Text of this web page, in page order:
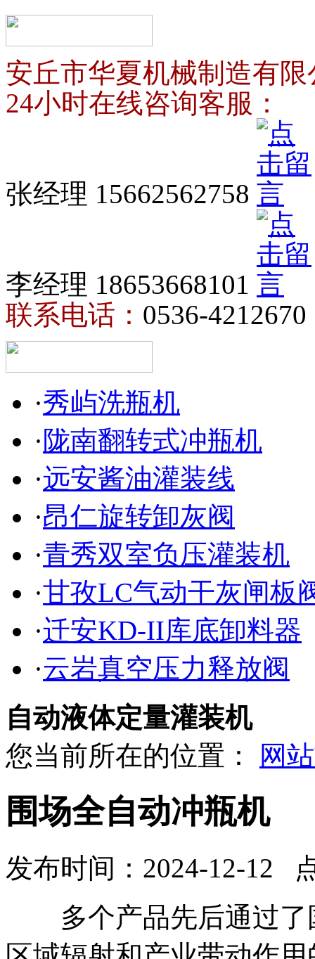
安丘市华夏机械制造有限
24小时在线咨询客服：
张经理 15662562758
李经理 18653668101
联系电话： 0536-4212670
·秀屿洗瓶机
· 陇南翻转式冲瓶机
·远安酱油灌装线
·昂仁旋转卸灰阀
·青秀双室负压灌装机
·甘孜LC气动干灰闸板
·迁安KD-II库底卸料器
·云岩真空压力释放阀
自动液体定量灌装机
您当前所在的位置：
网
围场全自动冲瓶机
发布时间：2024-12-12
多个产品先后通过了